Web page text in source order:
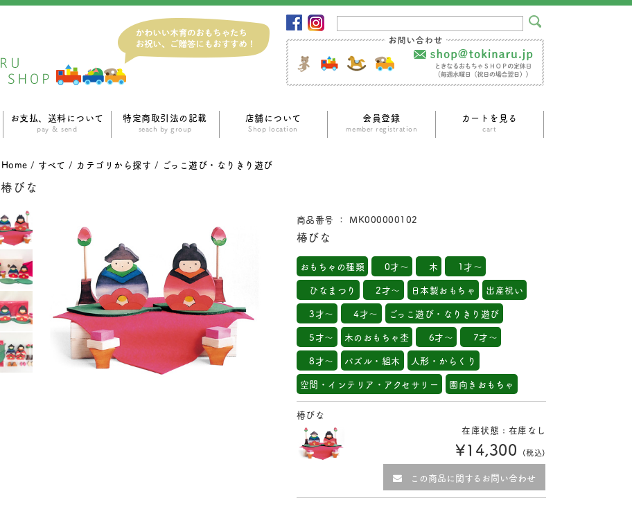
お支払、送料について
pay ＆ send
特定商取引法の記載
seach by group
店舗について
Shop location
会員登録
ｍember registration
カートを見る
cart
Home / すべて / カテゴリから探す / ごっこ遊び・なりきり遊び
椿びな
商品番号 ： MK000000102
椿びな
おもちゃの種類 0才～ 木
1才～
ひなまつり
2才～ 日本製おもちゃ
出産祝い
3才～
4才～
ごっこ遊び・なりきり遊び
5才～
木のおもちゃ杢 6才～
7才～
8才～
パズル・組木
人形・からくり
空間・インテリア・アクセサリー
園向きおもちゃ
椿びな
在庫状態 : 在庫なし
¥14,300 (税込)
この商品に関するお問い合わせ